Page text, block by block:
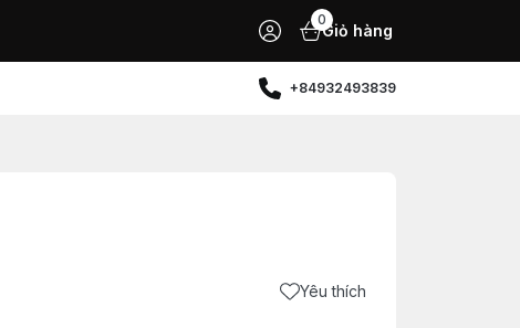
0
Giỏ hàng
+84932493839
Yêu thích